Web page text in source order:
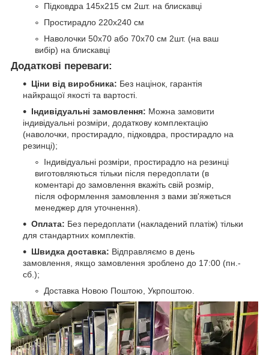
Підковдра 145х215 см 2шт. на блискавці
Простирадло 220х240 см
Наволочки 50х70 або 70х70 см 2шт. (на ваш
вибір) на блискавці
Додаткові переваги:
Ціни від виробника: Без націнок, гарантія
найкращої якості та вартості.
Індивідуальні замовлення: Можна замовити
індивідуальні розміри, додаткову комплектацію
(наволочки, простирадло, підковдра, простирадло на
резинці);
Індивідуальні розміри, простирадло на резинці
виготовляються тільки після передоплати (в
коментарі до замовлення вкажіть свій розмір,
після оформлення замовлення з вами зв'яжеться
менеджер для уточнення).
Оплата: Без передоплати (накладений платіж) тільки
для стандартних комплектів.
Швидка доставка: Відправляємо в день
замовлення, якщо замовлення зроблено до 17:00 (пн.-
сб.);
Доставка Новою Поштою, Укрпоштою.